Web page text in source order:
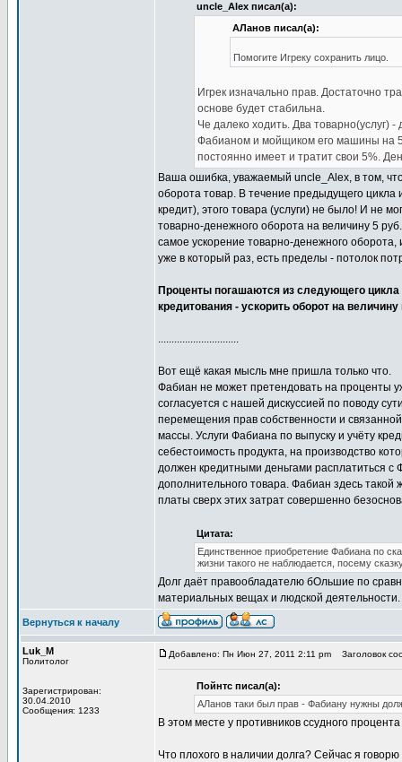
uncle_Alex писал(а):
АЛанов писал(а):
Помогите Игреку сохранить лицо.
Игрек изначально прав. Достаточно
основе будет стабильна.
Че далеко ходить. Два
Фабианом и мойщиком его машины на
постоянно имеет и тратит свои 5%.
Ваша ошибка, уважаемый uncle_Alex, в том,
оборота товар. В течение предыдущего цикла
кредит), этого товара (услуги) не было! И не
товарно-денежного оборота на величину 5
самое ускорение товарно-денежного оборота,
уже в который раз, есть пределы - потолок
Проценты погашаются из следующего
кредитования - ускорить оборот на
..............................
Вот ещё какая мысль мне пришла только что.
Фабиан не может претендовать на проценты
согласуется с нашей дискуссией по поводу
перемещения прав собственности и
массы. Услуги Фабиана по выпуску и учёту
себестоимость продукта, на производство
должен кредитными деньгами расплатиться с
дополнительного товара. Фабиан здесь такой
платы сверх этих затрат совершенно
Цитата:
Единственное приобретение Фабиана по
жизни такого не наблюдается, посему
Долг даёт правообладателю бОльшие по
материальных вещах и людской
Вернуться к началу
Luk_M
Политолог
Зарегистрирован:
30.04.2010
Сообщения: 1233
Добавлено: Пн Июн 27, 2011 2:11 pm Заголовок
Пойнтс писал(а):
АЛанов таки был прав - Фабиану нужны
В этом месте у противников ссудного
Что плохого в наличии долга? Сейчас я